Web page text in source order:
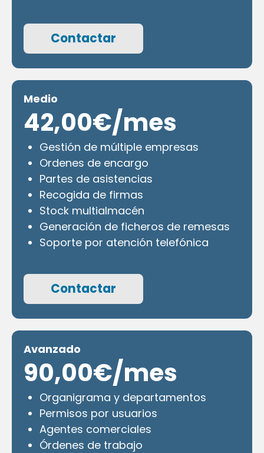
Contactar
Medio
42,00€/mes
Gestión de múltiple empresas
Ordenes de encargo
Partes de asistencias
Recogida de firmas
Stock multialmacén
Generación de ficheros de remesas
Soporte por atención telefónica
Contactar
Avanzado
90,00€/mes
Organigrama y departamentos
Permisos por usuarios
Agentes comerciales
Órdenes de trabajo